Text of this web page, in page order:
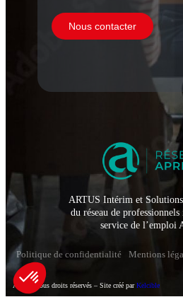
Nous contacter
ARTUS Intérim et
du réseau de professionnels
service de l’emploi
Politique de confidentialité Mentions
Artus – Tous droits réservés – Site créé parKelcible